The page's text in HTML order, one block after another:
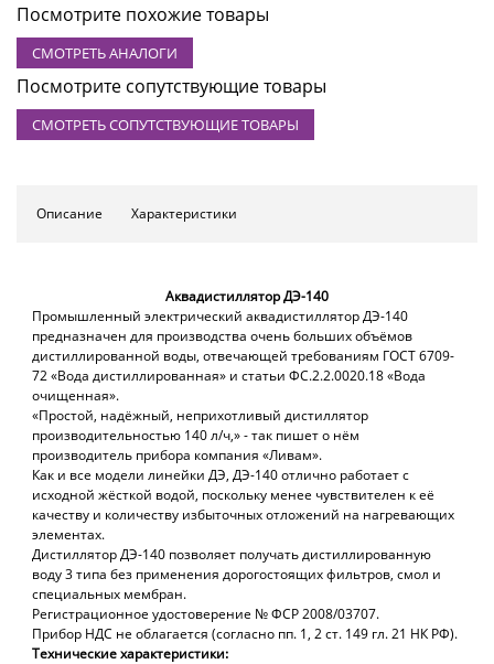
Посмотрите похожие товары
СМОТРЕТЬ АНАЛОГИ
Посмотрите сопутствующие товары
СМОТРЕТЬ СОПУТСТВУЮЩИЕ ТОВАРЫ
Описание Характеристики
Аквадистиллятор ДЭ-140
Промышленный электрический аквадистиллятор ДЭ-140
предназначен для производства очень больших объёмов
дистиллированной воды, отвечающей требованиям ГОСТ 6709-
72 «Вода дистиллированная» и статьи ФС.2.2.0020.18 «Вода
очищенная».
«Простой, надёжный, неприхотливый дистиллятор
производительностью 140 л/ч,» - так пишет о нём
производитель прибора компания «Ливам».
Как и все модели линейки ДЭ, ДЭ-140отлично работает с
исходной жёсткой водой, поскольку менее чувствителен к её
качеству и количеству избыточных отложений на нагревающих
элементах.
Дистиллятор ДЭ-140 позволяет получать дистиллированную
воду 3 типа без применения дорогостоящих фильтров, смол и
специальных мембран.
Регистрационное удостоверение № ФСР 2008/03707.
Прибор НДС не облагается (согласно пп. 1, 2 ст. 149 гл. 21 НК РФ).
Технические характеристики: